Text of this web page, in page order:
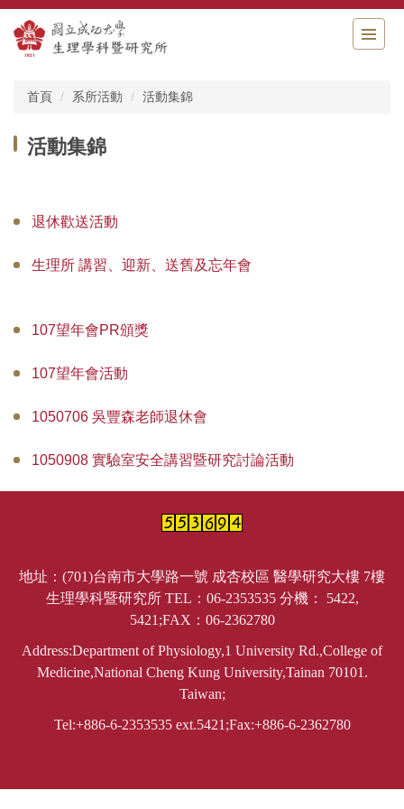
跳
到
主
首頁 系所活動 活動集錦
活動集錦
退休歡送活動
生理所 講習、迎新、送舊及忘年會
107望年會PR頒獎
107望年會活動
1050706 吳豐森老師退休會
1050908 實驗室安全講習暨研究討論活動
地址：(701)台南市大學路一號 成杏校區 醫學研究大樓 7樓
生理學科暨研究所 TEL：06-2353535 分機： 5422,
5421;FAX：06-2362780
Address:Department of Physiology,1 University Rd.,College of
Medicine,National Cheng Kung University,Tainan 70101.
Taiwan;
Tel:+886-6-2353535 ext.5421;Fax:+886-6-2362780